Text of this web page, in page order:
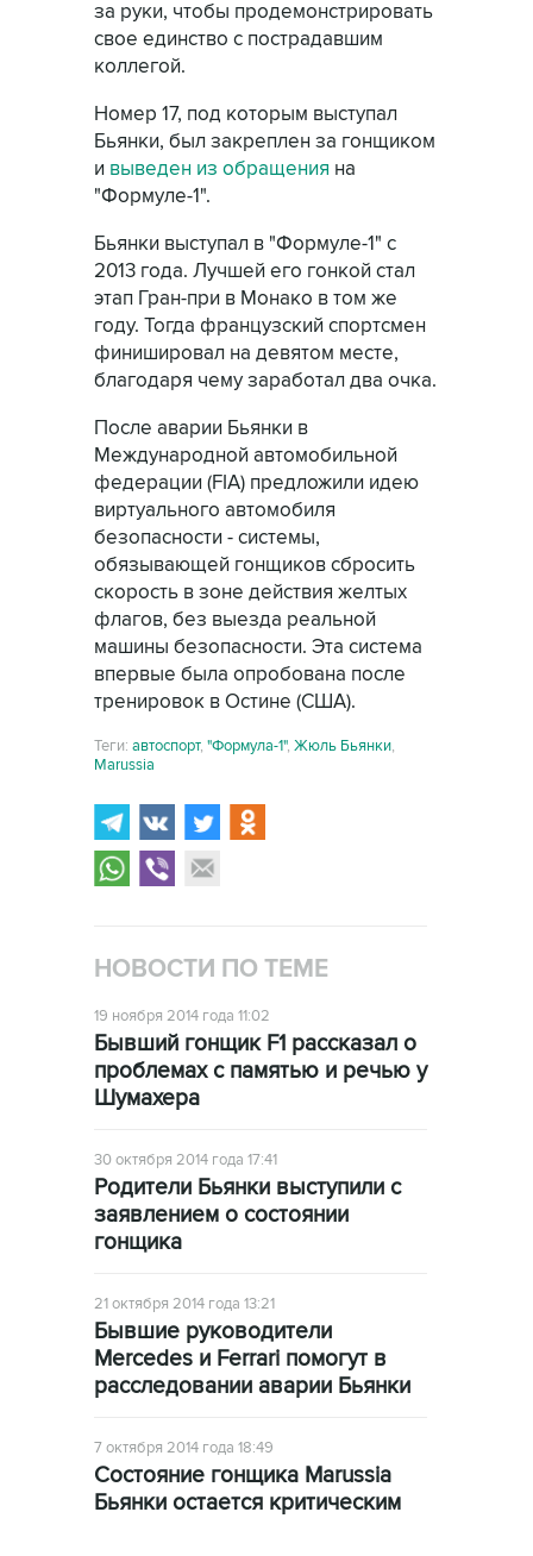
за руки, чтобы продемонстрировать
свое единство с пострадавшим
коллегой.
Номер 17, под которым выступал
Бьянки, был закреплен за гонщиком
и выведен из обращения на
"Формуле-1".
Бьянки выступал в "Формуле-1" с
2013 года. Лучшей его гонкой стал
этап Гран-при в Монако в том же
году. Тогда французский спортсмен
финишировал на девятом месте,
благодаря чему заработал два очка.
После аварии Бьянки в
Международной автомобильной
федерации (FIA) предложили идею
виртуального автомобиля
безопасности - системы,
обязывающей гонщиков сбросить
скорость в зоне действия желтых
флагов, без выезда реальной
машины безопасности. Эта система
впервые была опробована после
тренировок в Остине (США).
Теги: автоспорт, "Формула-1", Жюль Бьянки,
Marussia
НОВОСТИ ПО ТЕМЕ
19 ноября 2014 года 11:02
Бывший гонщик F1 рассказал о
проблемах с памятью и речью у
Шумахера
30 октября 2014 года 17:41
Родители Бьянки выступили с
заявлением о состоянии
гонщика
21 октября 2014 года 13:21
Бывшие руководители
Mercedes и Ferrari помогут в
расследовании аварии Бьянки
7 октября 2014 года 18:49
Состояние гонщика Marussia
Бьянки остается критическим